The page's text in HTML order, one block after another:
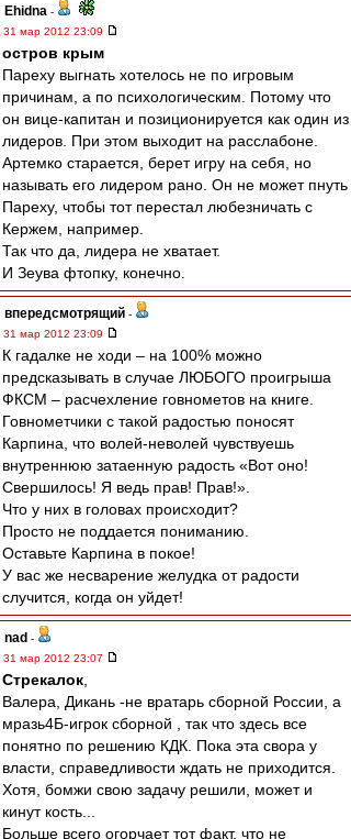
Ehidna -
31 мар 2012 23:09
остров крым
Пареху выгнать хотелось не по игровым
причинам, а по психологическим. Потому что
он вице-капитан и позиционируется как один из
лидеров. При этом выходит на расслабоне.
Артемко старается, берет игру на себя, но
называть его лидером рано. Он не может пнуть
Пареху, чтобы тот перестал любезничать с
Кержем, например.
Так что да, лидера не хватает.
И Зеува фтопку, конечно.
впередсмотрящий -
31 мар 2012 23:09
К гадалке не ходи – на 100% можно
предсказывать в случае ЛЮБОГО проигрыша
ФКСМ – расчехление говнометов на книге.
Говнометчики с такой радостью поносят
Карпина, что волей-неволей чувствуешь
внутреннюю затаенную радость «Вот оно!
Свершилось! Я ведь прав! Прав!».
Что у них в головах происходит?
Просто не поддается пониманию.
Оставьте Карпина в покое!
У вас же несварение желудка от радости
случится, когда он уйдет!
nad -
31 мар 2012 23:07
Стрекалок
Валера, Дикань -не вратарь сборной России, а
мразь4Б-игрок сборной , так что здесь все
понятно по решению КДК. Пока эта свора у
власти, справедливости ждать не приходится.
Хотя, бомжи свою задачу решили, может и
кинут кость...
Больше всего огорчает тот факт, что не